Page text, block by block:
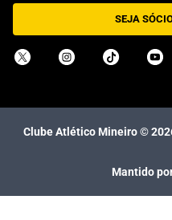
SEJA
Clube Atlético Mineiro ©
Mantido